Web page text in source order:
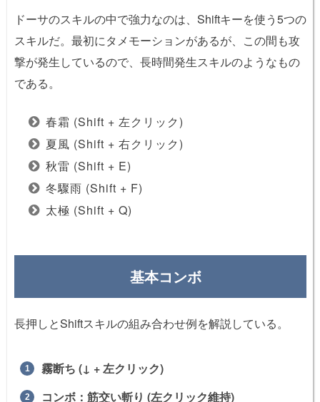
ドーサのスキルの中で強力なのは、Shiftキーを使う5つの
スキルだ。最初にタメモーションがあるが、この間も攻
撃が発生しているので、長時間発生スキルのようなもの
である。
春霜 (Shift + 左クリック)
夏風 (Shift + 右クリック)
秋雷 (Shift + E)
冬驟雨 (Shift + F)
太極 (Shift + Q)
基本コンボ
長押しとShiftスキルの組み合わせ例を解説している。
霧断ち (↓ + 左クリック)
コンボ：筋交い斬り (左クリック維持)